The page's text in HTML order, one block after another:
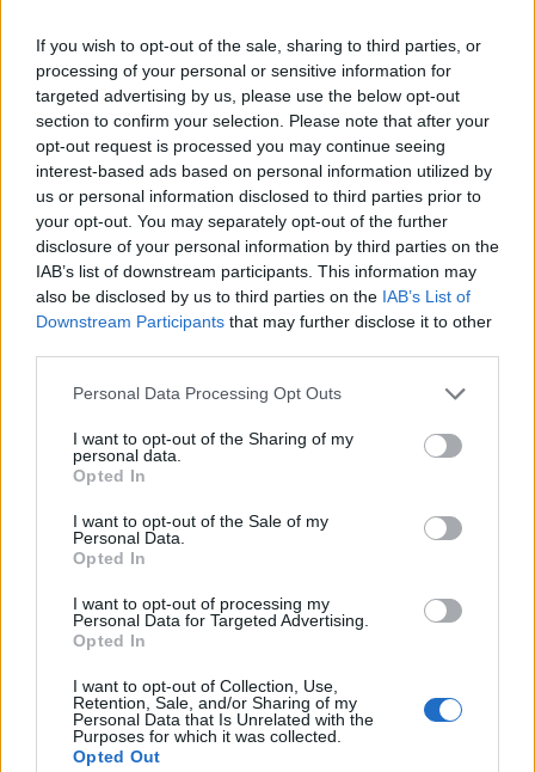
If you wish to opt-out of the sale, sharing to third parties, or
processing of your personal or sensitive information for
targeted advertising by us, please use the below opt-out
section to confirm your selection. Please note that after your
opt-out request is processed you may continue seeing
interest-based ads based on personal information utilized by
us or personal information disclosed to third parties prior to
your opt-out. You may separately opt-out of the further
disclosure of your personal information by third parties on the
IAB’s list of downstream participants. This information may
also be disclosed by us to third parties on the IAB’s List of
Downstream Participants that may further disclose it to other
Please note that this website/app uses one or more Google
not limited to your visit or usage behaviour. You may click to
grant or deny consent to Google and its third-party tags to
use your data for below specified purposes in below Google
consent section.
Personal Data Processing Opt Outs
I want to opt-out of the Sharing of my
personal data.
Opted In
I want to opt-out of the Sale of my
Personal Data.
Opted In
I want to opt-out of processing my
Personal Data for Targeted Advertising.
Opted In
I want to opt-out of Collection, Use,
Retention, Sale, and/or Sharing of my
Personal Data that Is Unrelated with the
Purposes for which it was collected.
Opted Out
Często sprawdzane
O (nie)odmienności i wymowie nazwiska
Wszędobylskiebyć
O odmianie
Ciekawostki
— Nieśmiertelna anegdotka